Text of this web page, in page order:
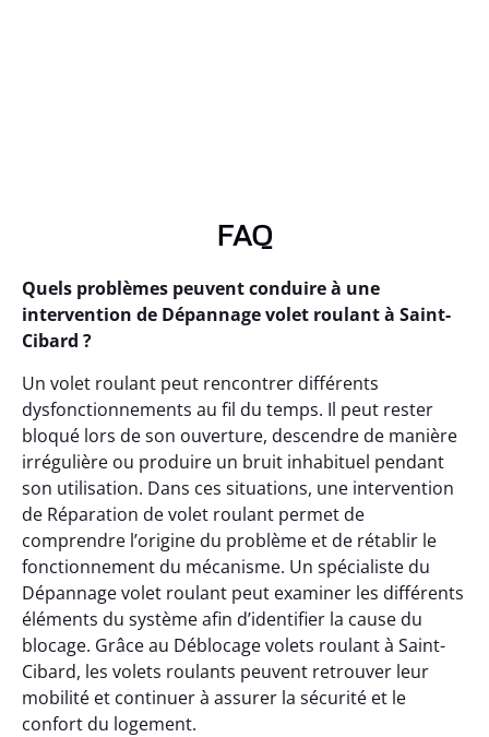
FAQ
Quels problèmes peuvent conduire à une
intervention de Dépannage volet roulant à Saint-
Cibard ?
Un volet roulant peut rencontrer différents
dysfonctionnements au fil du temps. Il peut rester
bloqué lors de son ouverture, descendre de manière
irrégulière ou produire un bruit inhabituel pendant
son utilisation. Dans ces situations, une intervention
de Réparation de volet roulant permet de
comprendre l’origine du problème et de rétablir le
fonctionnement du mécanisme. Un spécialiste du
Dépannage volet roulant peut examiner les différents
éléments du système afin d’identifier la cause du
blocage. Grâce au Déblocage volets roulant à Saint-
Cibard, les volets roulants peuvent retrouver leur
mobilité et continuer à assurer la sécurité et le
confort du logement.